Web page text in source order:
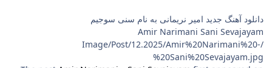
دانلود آهنگ جدید امیر نریمانی به نام سنی سوجیم
Amir Narimani Sani Sevajayam
/Image/Post/12.2025/Amir%20Narimani%20-
%20Sani%20Sevajayam.jpg